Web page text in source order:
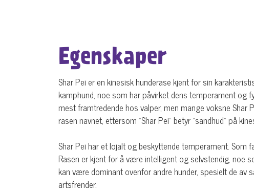
Egenskaper
Shar Pei er en kinesisk hunderase kjent for sin
kamphund, noe som har påvirket dens temperament og
mest framtredende hos valper, men mange voksne
rasen navnet, ettersom “Shar Pei” betyr "sandhud" på
Shar Pei har et lojalt og beskyttende temperament.
Rasen er kjent for å være intelligent og selvstendig, noe
kan være dominant ovenfor andre hunder, spesielt de av
artsfrender.